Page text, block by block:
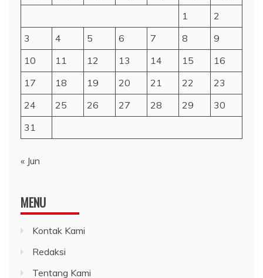
1
2
3
4 5 6 7 8
9
10
11 12 13 14 15
16
17
18 19 20 21 22
23
24
25 26 27 28 29
30
31
« Jun
MENU
Kontak Kami
Redaksi
Tentang Kami